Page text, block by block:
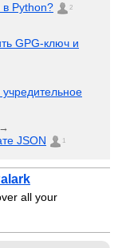
в Python? 2
GPG-ключ и
JSON 1
all your